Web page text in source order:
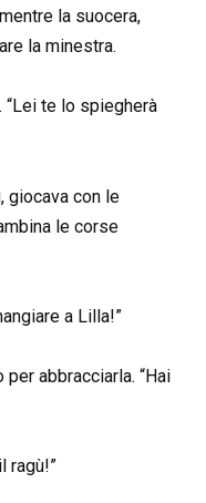
la suocera,
la minestra.
“Lei te lo spiegherà
giocava con le
le corse
a Lilla!”
per abbracciarla. “Hai
ragù!”